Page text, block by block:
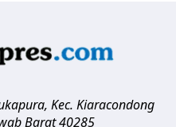
Kec. Kiaracondong
Barat 40285